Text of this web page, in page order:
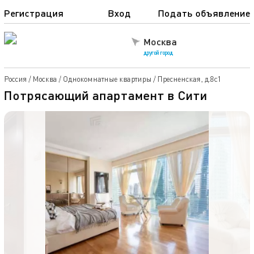
Москва
другой город
Подать объявление
Регистрация Вход
Россия / Москва / Однокомнатные квартиры / Пресненская, д.8с1
Потрясающий апартамент в Сити